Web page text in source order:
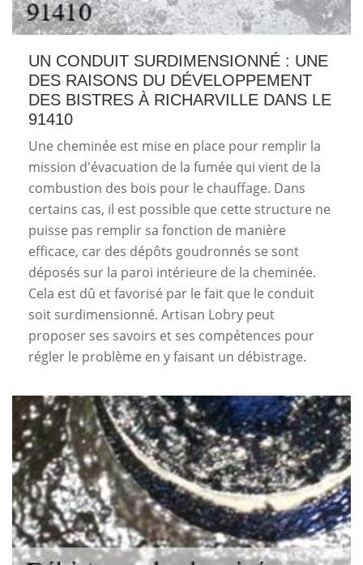
UN CONDUIT SURDIMENSIONNÉ : UNE
DES RAISONS DU DÉVELOPPEMENT
DES BISTRES À RICHARVILLE DANS LE
91410
Une cheminée est mise en place pour remplir la
mission d'évacuation de la fumée qui vient de la
combustion des bois pour le chauffage. Dans
certains cas, il est possible que cette structure ne
puisse pas remplir sa fonction de manière
efficace, car des dépôts goudronnés se sont
déposés sur la paroi intérieure de la cheminée.
Cela est dû et favorisé par le fait que le conduit
soit surdimensionné. Artisan Lobry peut
proposer ses savoirs et ses compétences pour
régler le problème en y faisant un débistrage.